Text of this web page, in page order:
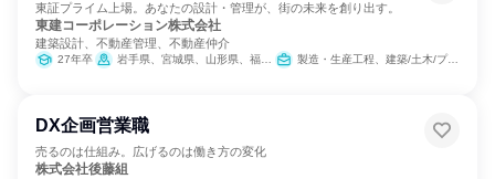
東証プライム上場。あなたの設計・管理が、街の未来を創り出す。
東建コーポレーション株式会社
建築設計、不動産管理、不動産仲介
27年卒 岩手県、宮城県、山形県、福島県、茨城県、栃木県、群馬県、埼玉県、千葉県、東京都、神奈川県、新潟県、富山県、石川県、福井県、長野県、岐阜県、静岡県、愛知県、三重県、滋賀県、京都府、大阪府、兵庫県、奈良県、鳥取県、島根県、岡山県、広島県、山口県、愛媛県、高知県、福岡県、長崎県、熊本県、大分県、宮崎県、鹿児島県、沖縄県 製造・生産工程、建築/土木/プラント専門職、経営/事業企画
DX企画営業職
売るのは仕組み。広げるのは働き方の変化
株式会社後藤組